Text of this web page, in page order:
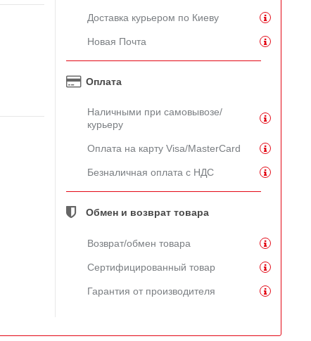
Доставка курьером по Киеву
Новая Почта
Оплата
Наличными при самовывозе/
курьеру
Оплата на карту Visa/MasterCard
Безналичная оплата с НДС
Обмен и возврат товара
Возврат/обмен товара
Сертифицированный товар
Гарантия от производителя